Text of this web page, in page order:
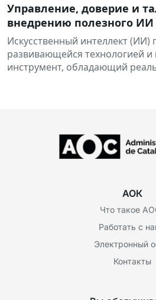
Управление, доверие и
внедрению полезного ИИ
государственных
Искусственный интеллект (ИИ)
развивающейся технологией и
инструмент, обладающий
АОК
Что такое
Работать с
Электронный
Контакты